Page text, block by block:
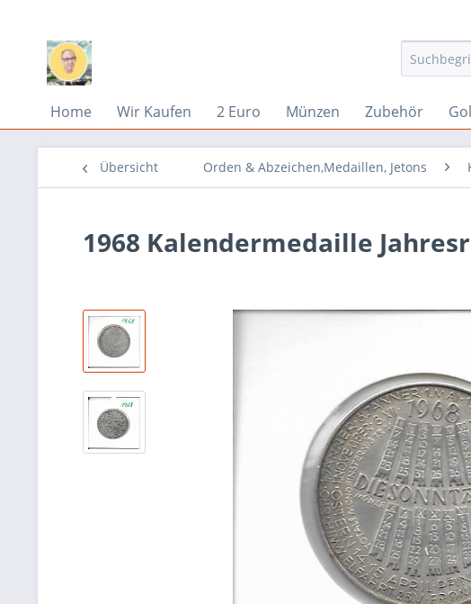
Home Wir Kaufen 2 Euro Münzen Zubehör
Übersicht Orden & Abzeichen,Medaillen, Jetons
1968 Kalendermedaille